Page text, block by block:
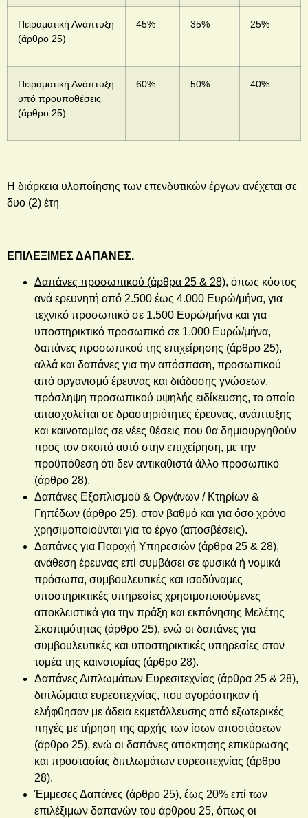
Πειραματική Ανάπτυξη
(άρθρο 25)
45% 35% 25%
Πειραματική Ανάπτυξη
υπό προϋποθέσεις
(άρθρο 25)
60% 50% 40%
Η διάρκεια υλοποίησης των επενδυτικών έργων ανέχεται σε
δυο (2) έτη
ΕΠΙΛΕΞΙΜΕΣ ΔΑΠΑΝΕΣ.
Δαπάνες προσωπικού (άρθρα 25 & 28), όπως κόστος
ανά ερευνητή από 2.500 έως 4.000 Ευρώ/μήνα, για
τεχνικό προσωπικό σε 1.500 Ευρώ/μήνα και για
υποστηρικτικό προσωπικό σε 1.000 Ευρώ/μήνα,
δαπάνες προσωπικού της επιχείρησης (άρθρο 25),
αλλά και δαπάνες για την απόσπαση, προσωπικού
από οργανισμό έρευνας και διάδοσης γνώσεων,
πρόσληψη προσωπικού υψηλής ειδίκευσης, το οποίο
απασχολείται σε δραστηριότητες έρευνας, ανάπτυξης
και καινοτομίας σε νέες θέσεις που θα δημιουργηθούν
προς τον σκοπό αυτό στην επιχείρηση, με την
προϋπόθεση ότι δεν αντικαθιστά άλλο προσωπικό
(άρθρο 28).
Δαπάνες Εξοπλισμού & Οργάνων / Κτηρίων &
Γηπέδων (άρθρο 25), στον βαθμό και για όσο χρόνο
χρησιμοποιούνται για το έργο (αποσβέσεις).
Δαπάνες για Παροχή Υπηρεσιών (άρθρα 25 & 28),
ανάθεση έρευνας επί συμβάσει σε φυσικά ή νομικά
πρόσωπα, συμβουλευτικές και ισοδύναμες
υποστηρικτικές υπηρεσίες χρησιμοποιούμενες
αποκλειστικά για την πράξη και εκπόνησης Μελέτης
Σκοπιμότητας (άρθρο 25), ενώ οι δαπάνες για
συμβουλευτικές και υποστηρικτικές υπηρεσίες στον
τομέα της καινοτομίας (άρθρο 28).
Δαπάνες Διπλωμάτων Ευρεσιτεχνίας (άρθρα 25 & 28),
διπλώματα ευρεσιτεχνίας, που αγοράστηκαν ή
ελήφθησαν με άδεια εκμετάλλευσης από εξωτερικές
πηγές με τήρηση της αρχής των ίσων αποστάσεων
(άρθρο 25), ενώ οι δαπάνες απόκτησης επικύρωσης
και προστασίας διπλωμάτων ευρεσιτεχνίας (άρθρο
28).
Έμμεσες Δαπάνες (άρθρο 25), έως 20% επί των
επιλέξιμων δαπανών του άρθρου 25, όπως οι